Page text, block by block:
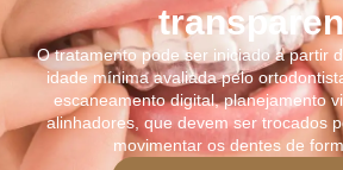
O tratamento pode ser iniciado a partir
idade mínima avaliada pelo
escaneamento digital, planejamento
alinhadores, que devem ser trocados
movimentar os dentes de